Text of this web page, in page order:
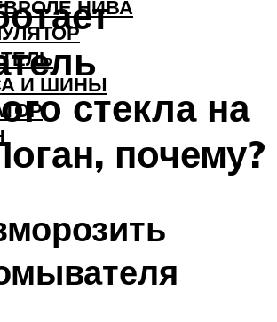
НИВА
И ШИНЫ
стекла на
почему?